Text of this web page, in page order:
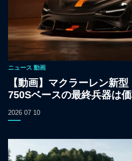
ニュース 動画
【動画】マクラーレン新型
750Sベースの最終兵器は
2026 07 10